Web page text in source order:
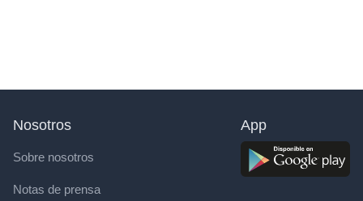
Nosotros
Sobre nosotros
Notas de prensa
App